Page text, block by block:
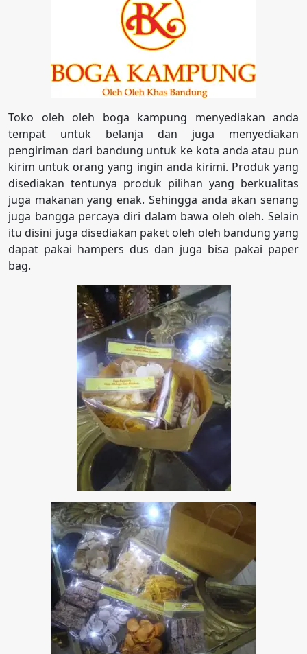
Toko oleh oleh boga kampung menyediakan anda
tempat untuk belanja dan juga menyediakan
pengiriman dari bandung untuk ke kota anda atau pun
kirim untuk orang yang ingin anda kirimi. Produk yang
disediakan tentunya produk pilihan yang berkualitas
juga makanan yang enak. Sehingga anda akan senang
juga bangga percaya diri dalam bawa oleh oleh. Selain
itu disini juga disediakan paket oleh oleh bandung yang
dapat pakai hampers dus dan juga bisa pakai paper
bag.